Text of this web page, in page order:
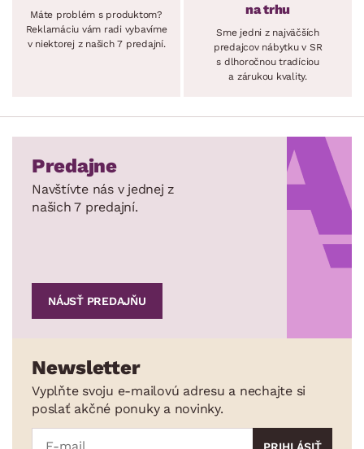
Máte problém s produktom?
Reklamáciu vám radi vybavíme
v niektorej z našich 7 predajní.
na trhu
Sme jedni z najväčších
predajcov nábytku v SR
s dlhoročnou tradíciou
a zárukou kvality.
Predajne
Navštívte nás v jednej z
našich 7 predajní.
NÁJSŤ PREDAJŇU
Newsletter
Vyplňte svoju e-mailovú adresu a nechajte si
poslať akčné ponuky a novinky.